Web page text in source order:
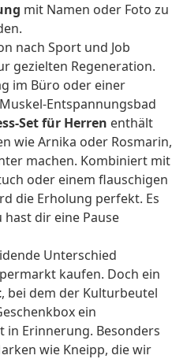
mit Namen oder Foto zu
nach Sport und Job
gezielten Regeneration.
im Büro oder einer
Entspannungsbad
Set für Herren enthält
wie Arnika oder Rosmarin,
machen. Kombiniert mit
oder einem flauschigen
die Erholung perfekt. Es
hast dir eine Pause
Unterschied
kaufen. Doch ein
, bei dem der Kulturbeutel
ein
in Erinnerung. Besonders
wie Kneipp, die wir